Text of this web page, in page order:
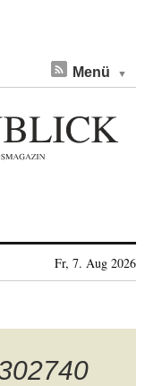
Menü
Fr, 7. Aug 2026